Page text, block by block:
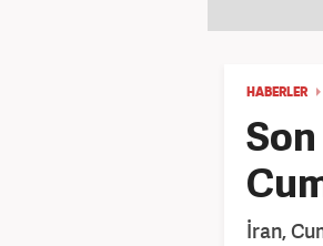
HABERLER
İran,